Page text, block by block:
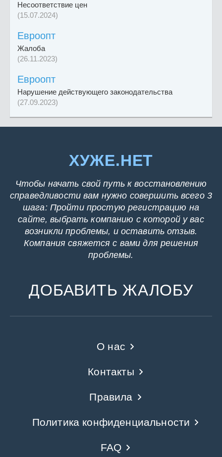
Несоответствие цен
(15.07.2024)
Евроопт
Жалоба
(26.11.2023)
Евроопт
Нарушение действующего законодательства
(27.09.2023)
ХУЖЕ.НЕТ
Чтобы начать свой путь к восстановлению
справедливости вам нужно совершить всего 3
шага: Пройти простую регистрацию на
сайте, выбрать компанию с которой у вас
возникли проблемы, и оставить отзыв.
Компания свяжется с вами для решения
проблемы.
ДОБАВИТЬ ЖАЛОБУ
О нас
Контакты
Правила
Политика конфиденциальности
FAQ